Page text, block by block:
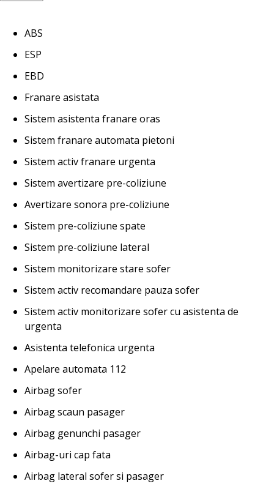
ABS
ESP
EBD
Franare asistata
Sistem asistenta franare oras
Sistem franare automata pietoni
Sistem activ franare urgenta
Sistem avertizare pre-coliziune
Avertizare sonora pre-coliziune
Sistem pre-coliziune spate
Sistem pre-coliziune lateral
Sistem monitorizare stare sofer
Sistem activ recomandare pauza sofer
Sistem activ monitorizare sofer cu asistenta de
urgenta
Asistenta telefonica urgenta
Apelare automata 112
Airbag sofer
Airbag scaun pasager
Airbag genunchi pasager
Airbag-uri cap fata
Airbag lateral sofer si pasager